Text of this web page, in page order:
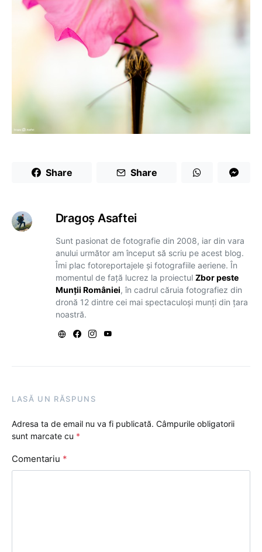
Share Share
Dragoş Asaftei
Sunt pasionat de fotografie din 2008, iar din vara
anului următor am început să scriu pe acest blog.
Îmi plac fotoreportajele și fotografiile aeriene. În
momentul de față lucrez la proiectul Zbor peste
Munții României, în cadrul căruia fotografiez din
dronă 12 dintre cei mai spectaculoși munți din țara
noastră.
LASĂ UN RĂSPUNS
Adresa ta de email nu va fi publicată. Câmpurile obligatorii
sunt marcate cu *
Comentariu *